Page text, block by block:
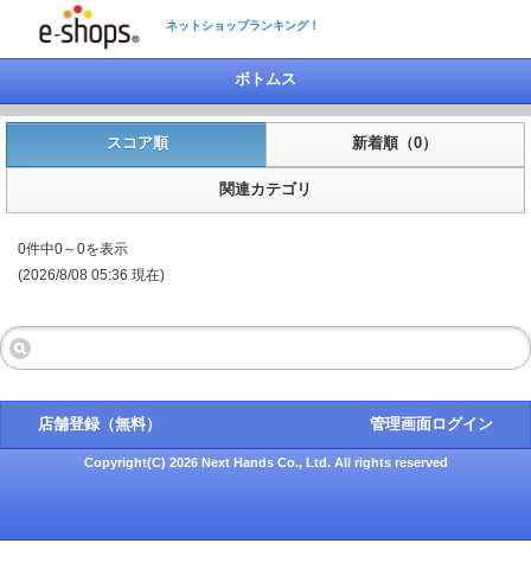
ネットショップランキング！
ボトムス
スコア順 新着順（0）
関連カテゴリ
0件中0～0を表示
(2026/8/08 05:36 現在)
店舗登録（無料） 管理画面ログイン
Copyright(C) 2026 Next Hands Co., Ltd. All rights reserved